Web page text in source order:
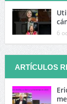
6
ARTÍCULOS